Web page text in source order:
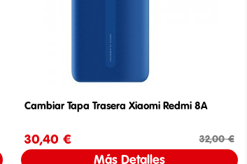
Cambiar Tapa Trasera Xiaomi Redmi 8A
30,40 € Precio base32,00 €
Más Detalles